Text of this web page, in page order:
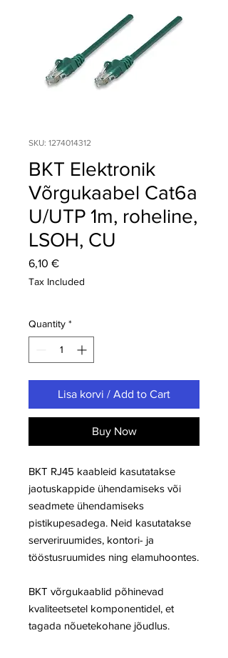
SKU: 1274014312
BKT Elektronik
Võrgukaabel Cat6a
U/UTP 1m, roheline,
LSOH, CU
6,10 €Price
Tax Included
Quantity *
Lisa korvi / Add to Cart
Buy Now
BKT RJ45 kaableid kasutatakse
jaotuskappide ühendamiseks või
seadmete ühendamiseks
pistikupesadega. Neid kasutatakse
serveriruumides, kontori- ja
tööstusruumides ning elamuhoontes.
BKT võrgukaablid põhinevad
kvaliteetsetel komponentidel, et
tagada nõuetekohane jõudlus.